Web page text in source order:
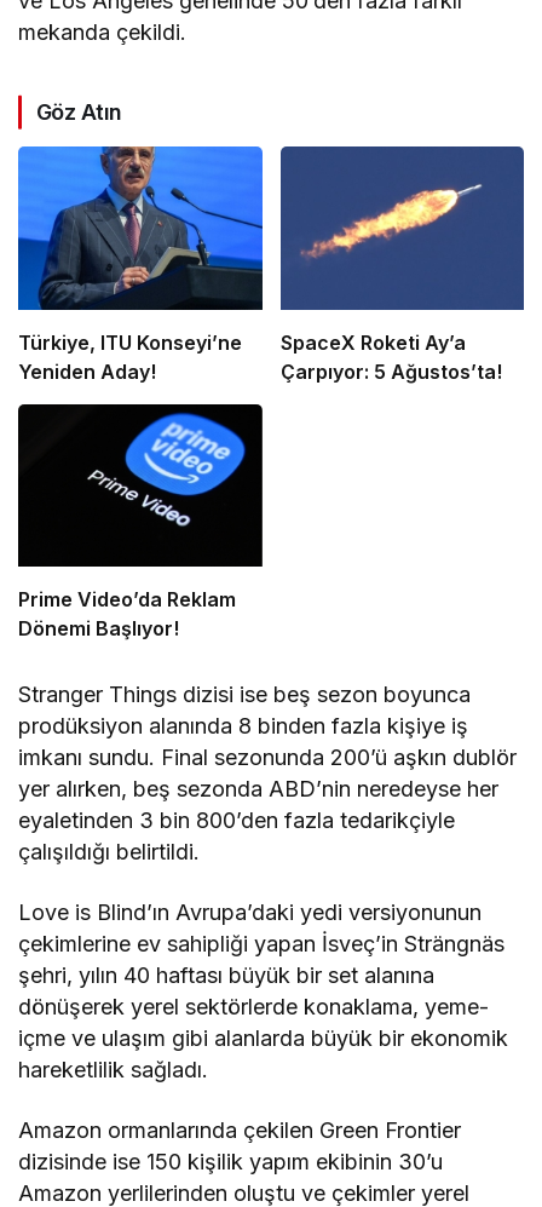
mekanda çekildi.
Göz Atın
Türkiye, ITU Konseyi’ne
Yeniden Aday!
SpaceX Roketi Ay’a
Çarpıyor: 5 Ağustos’ta!
Prime Video’da Reklam
Dönemi Başlıyor!
Stranger Things dizisi ise beş sezon boyunca
prodüksiyon alanında 8 binden fazla kişiye iş
imkanı sundu. Final sezonunda 200’ü aşkın dublör
yer alırken, beş sezonda ABD’nin neredeyse her
eyaletinden 3 bin 800’den fazla tedarikçiyle
çalışıldığı belirtildi.
Love is Blind’ın Avrupa’daki yedi versiyonunun
çekimlerine ev sahipliği yapan İsveç’in Strängnäs
şehri, yılın 40 haftası büyük bir set alanına
dönüşerek yerel sektörlerde konaklama, yeme-
içme ve ulaşım gibi alanlarda büyük bir ekonomik
hareketlilik sağladı.
Amazon ormanlarında çekilen Green Frontier
dizisinde ise 150 kişilik yapım ekibinin 30’u
Amazon yerlilerinden oluştu ve çekimler yerel